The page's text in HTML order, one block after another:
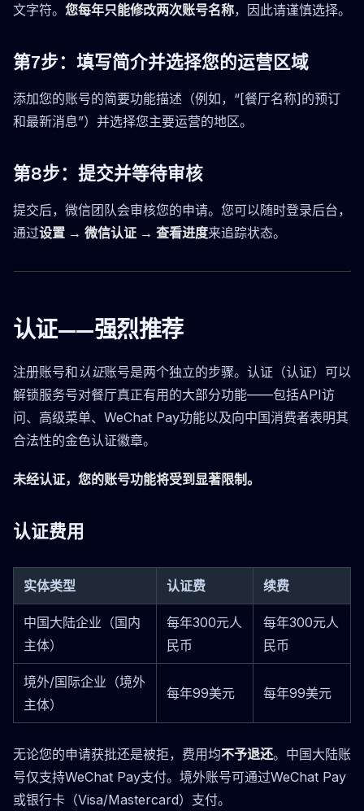
文字符。 您每年只能修改两次账号名称，因此请谨慎选择。
第7步：填写简介并选择您的运营区域
添加您的账号的简要功能描述（例如，“[餐厅名称]的预订
和最新消息”）并选择您主要运营的地区。
第8步：提交并等待审核
提交后，微信团队会审核您的申请。您可以随时登录后台，
通过设置 → 微信认证 → 查看进度来追踪状态。
认证——强烈推荐
注册账号和认证账号是两个独立的步骤。认证（认证）可以
解锁服务号对餐厅真正有用的大部分功能——包括API访
问、高级菜单、WeChat Pay功能以及向中国消费者表明其
合法性的金色认证徽章。
未经认证，您的账号功能将受到显著限制。
认证费用
实体类型 认证费 续费
中国大陆企业（国内
主体）
每年300元人
民币
每年300元人
民币
境外/国际企业（境外
主体）
每年99美元 每年99美元
无论您的申请获批还是被拒，费用均不予退还。中国大陆账
号仅支持WeChat Pay支付。境外账号可通过WeChat Pay
或银行卡（Visa/Mastercard）支付。